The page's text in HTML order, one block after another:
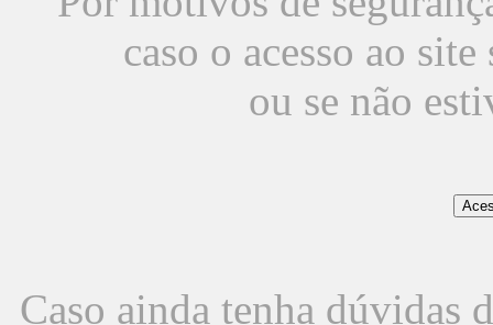
caso o acesso ao
ou se não
Caso ainda tenha dúvidas